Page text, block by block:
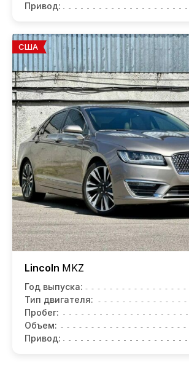
Привод:
США
Lincoln MKZ
Год выпуска:
Тип двигателя:
Пробег:
Объем:
Привод: